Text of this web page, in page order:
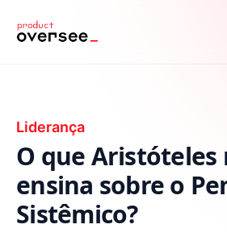
principal
Liderança
O que Aristóteles
ensina sobre o
Sistêmico?